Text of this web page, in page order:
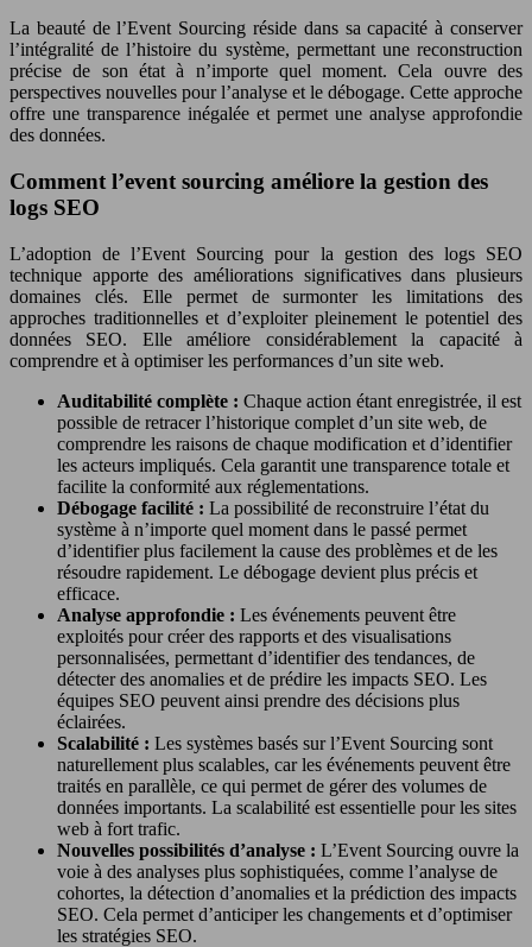
La beauté de l’Event Sourcing réside dans sa capacité à conserver
l’intégralité de l’histoire du système, permettant une reconstruction
précise de son état à n’importe quel moment. Cela ouvre des
perspectives nouvelles pour l’analyse et le débogage. Cette approche
offre une transparence inégalée et permet une analyse approfondie
des données.
Comment l’event sourcing améliore la gestion des
logs SEO
L’adoption de l’Event Sourcing pour la gestion des logs SEO
technique apporte des améliorations significatives dans plusieurs
domaines clés. Elle permet de surmonter les limitations des
approches traditionnelles et d’exploiter pleinement le potentiel des
données SEO. Elle améliore considérablement la capacité à
comprendre et à optimiser les performances d’un site web.
Auditabilité complète : Chaque action étant enregistrée, il est
possible de retracer l’historique complet d’un site web, de
comprendre les raisons de chaque modification et d’identifier
les acteurs impliqués. Cela garantit une transparence totale et
facilite la conformité aux réglementations.
Débogage facilité : La possibilité de reconstruire l’état du
système à n’importe quel moment dans le passé permet
d’identifier plus facilement la cause des problèmes et de les
résoudre rapidement. Le débogage devient plus précis et
efficace.
Analyse approfondie : Les événements peuvent être
exploités pour créer des rapports et des visualisations
personnalisées, permettant d’identifier des tendances, de
détecter des anomalies et de prédire les impacts SEO. Les
équipes SEO peuvent ainsi prendre des décisions plus
éclairées.
Scalabilité : Les systèmes basés sur l’Event Sourcing sont
naturellement plus scalables, car les événements peuvent être
traités en parallèle, ce qui permet de gérer des volumes de
données importants. La scalabilité est essentielle pour les sites
web à fort trafic.
Nouvelles possibilités d’analyse : L’Event Sourcing ouvre la
voie à des analyses plus sophistiquées, comme l’analyse de
cohortes, la détection d’anomalies et la prédiction des impacts
SEO. Cela permet d’anticiper les changements et d’optimiser
les stratégies SEO.